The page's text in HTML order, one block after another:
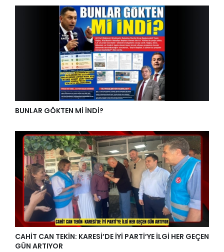
BUNLAR GÖKTEN Mİ İNDİ?
CAHİT CAN TEKİN: KARESİ’DE İYİ PARTİ’YE İLGİ HER GEÇEN
GÜN ARTIYOR